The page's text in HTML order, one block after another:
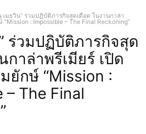
เมธวิน” ร่วมปฏิบัติภารกิจสุดเดือด ในงานกาล่า
: Impossible – The Final Reckoning”
ร่วมปฏิบัติภารกิจสุด
กาล่าพรีเมียร์ เปิด
ยักษ์ “Mission :
– The Final